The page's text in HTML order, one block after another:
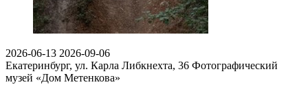
2026-06-13 2026-09-06
Екатеринбург, ул. Карла Либкнехта, 36 Фотографический
музей «Дом Метенкова»